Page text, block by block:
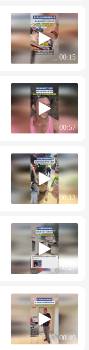
00:15
00:57
00:12
00:27
00:49